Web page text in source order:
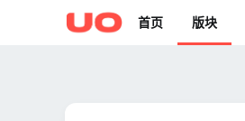
首页 版块